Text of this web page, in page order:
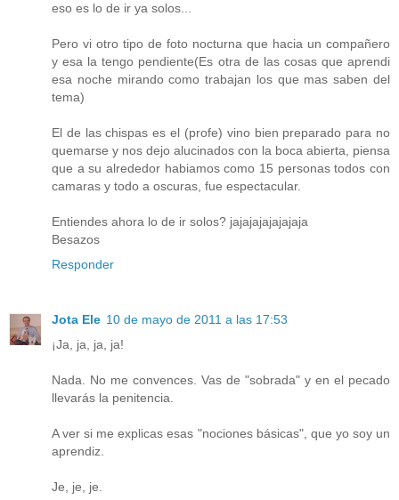
eso es lo de ir ya solos...
Pero vi otro tipo de foto nocturna que hacia un compañero
y esa la tengo pendiente(Es otra de las cosas que aprendi
esa noche mirando como trabajan los que mas saben del
tema)
El de las chispas es el (profe) vino bien preparado para no
quemarse y nos dejo alucinados con la boca abierta, piensa
que a su alrededor habiamos como 15 personas todos con
camaras y todo a oscuras, fue espectacular.
Entiendes ahora lo de ir solos? jajajajajajajaja
Besazos
Responder
Jota Ele 10 de mayo de 2011 a las 17:53
¡Ja, ja, ja, ja!
Nada. No me convences. Vas de "sobrada" y en el pecado
llevarás la penitencia.
A ver si me explicas esas "nociones básicas", que yo soy un
aprendiz.
Je, je, je.